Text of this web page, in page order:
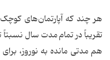
هر چند که آپارتمان‌های
تقریباً در تمام مدت سال
هم مدتی مانده به نوروز،